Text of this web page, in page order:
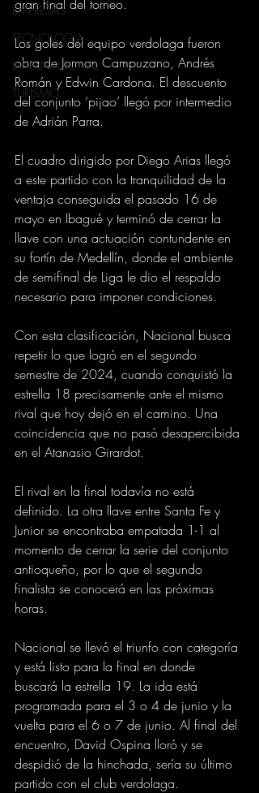
EMPRESAS
TECNOLOGIA
INTERNACIONAL
TURISMO
gran final del torneo.
Los goles del equipo verdolaga fueron
obra de Jorman Campuzano, Andrés
Román y Edwin Cardona. El descuento
del conjunto ‘pijao’ llegó por intermedio
de Adrián Parra.
El cuadro dirigido por Diego Arias llegó
a este partido con la tranquilidad de la
ventaja conseguida el pasado 16 de
mayo en Ibagué y terminó de cerrar la
llave con una actuación contundente en
su fortín de Medellín, donde el ambiente
de semifinal de Liga le dio el respaldo
necesario para imponer condiciones.
Con esta clasificación, Nacional busca
repetir lo que logró en el segundo
semestre de 2024, cuando conquistó la
estrella 18 precisamente ante el mismo
rival que hoy dejó en el camino. Una
coincidencia que no pasó desapercibida
en el Atanasio Girardot.
El rival en la final todavía no está
definido. La otra llave entre Santa Fe y
Junior se encontraba empatada 1-1 al
momento de cerrar la serie del conjunto
antioqueño, por lo que el segundo
finalista se conocerá en las próximas
horas.
Nacional se llevó el triunfo con categoría
y está listo para la final en donde
buscará la estrella 19. La ida está
programada para el 3 o 4 de junio y la
vuelta para el 6 o 7 de junio. Al final del
encuentro, David Ospina lloró y se
despidió de la hinchada, sería su último
partido con el club verdolaga.